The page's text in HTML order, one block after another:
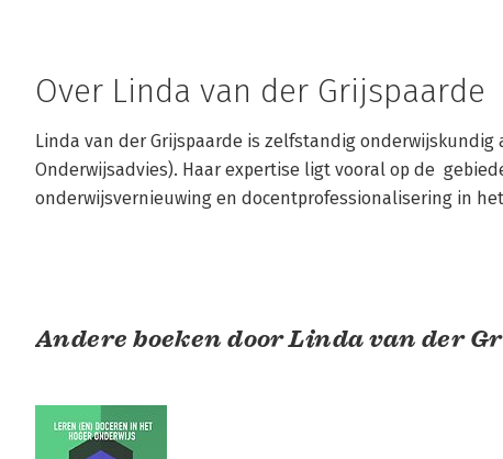
Over Linda van der Grijspaarde
Linda van der Grijspaarde is zelfstandig onderwijskundig
Onderwijsadvies). Haar expertise ligt vooral op de
onderwijsvernieuwing en docentprofessionalisering in
Andere boeken door Linda van der